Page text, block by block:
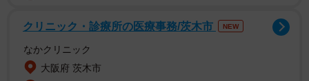
クリニック・診療所の医療事務/茨木市 NEW
なかクリニック
大阪府 茨木市